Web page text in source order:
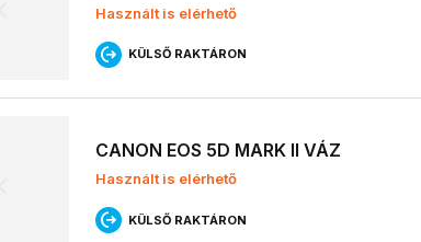
mérete: a nagyobb érzékelő jobb képminőséget
rendszer: az éles képekhez elengedhetetlen a
: gondold át, milyen kiegészítőkre lesz
Használt is elérhető
KÜLSŐ RAKTÁRON
CANON EOS 5D MARK II VÁZ
Használt is elérhető
KÜLSŐ RAKTÁRON